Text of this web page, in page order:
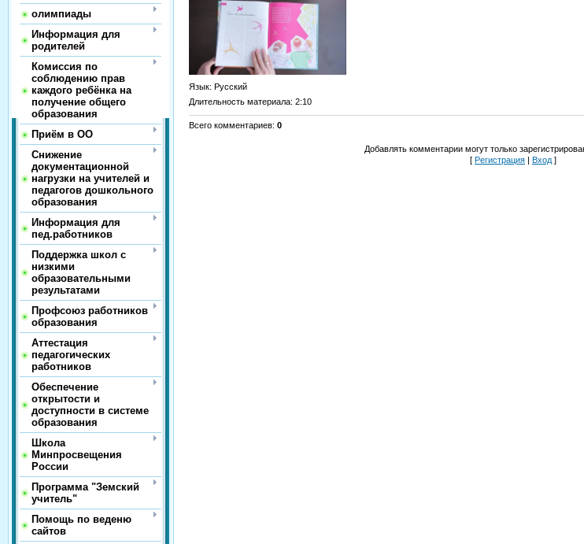
олимпиады
Информация для
родителей
Комиссия по
соблюдению прав
каждого ребёнка на
получение общего
образования
Приём в ОО
Снижение
документационной
нагрузки на учителей и
педагогов дошкольного
образования
Информация для
пед.работников
Поддержка школ с
низкими
образовательными
результатами
Профсоюз работников
образования
Аттестация
педагогических
работников
Обеспечение
открытости и
доступности в системе
образования
Школа
Минпросвещения
России
Программа "Земский
учитель"
Помощь по веденю
сайтов
Язык: Русский
Длительность материала: 2:10
Всего комментариев: 0
Добавлять комментарии могут только
[ Регистрация | Вход ]